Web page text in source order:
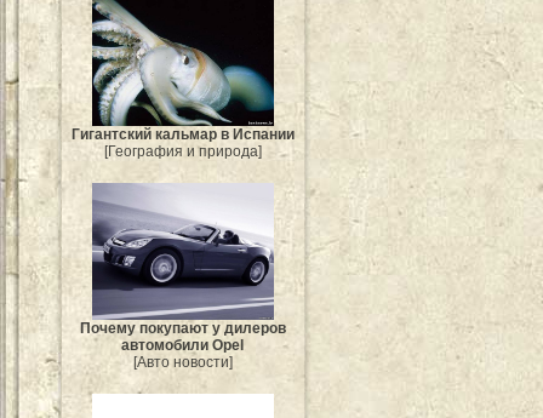
Гигантский кальмар в Испании
[География и природа]
Почему покупают у дилеров
автомобили Opel
[Авто новости]